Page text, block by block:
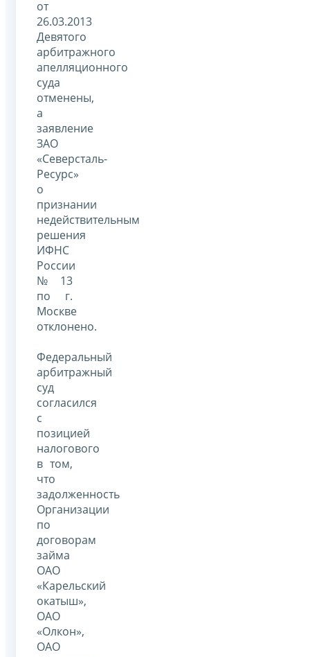
от
26.03.2013
Девятого
арбитражного
апелляционного
суда
отменены,
а
заявление
ЗАО
«Северсталь-
Ресурс»
о
признании
недействительным
решения
ИФНС
России
№ 13
по г.
Москве
отклонено.
Федеральный
арбитражный
суд
согласился
с
позицией
налогового
в том,
что
задолженность
Организации
по
договорам
займа
ОАО
«Карельский
окатыш»,
ОАО
«Олкон»,
ОАО